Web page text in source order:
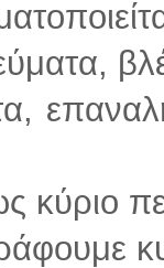
κύριο